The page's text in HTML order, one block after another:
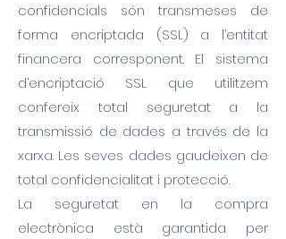
confidencials són transmeses de
forma encriptada (SSL) a l’entitat
financera corresponent. El sistema
d’encriptació SSL que utilitzem
confereix total seguretat a la
transmissió de dades a través de la
xarxa. Les seves dades gaudeixen de
total confidencialitat i protecció.
La seguretat en la compra
electrònica està garantida per